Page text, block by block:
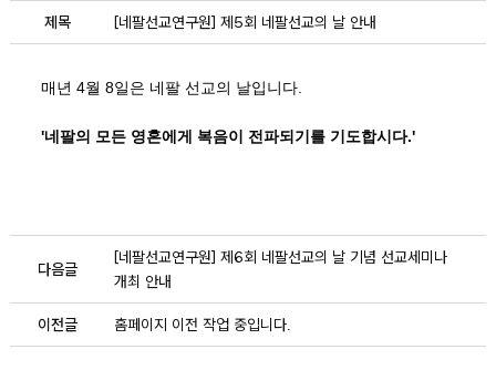
제목 [네팔선교연구원] 제5회 네팔선교의 날 안내
매년 4월 8일은 네팔 선교의 날입니다.
'네팔의 모든 영혼에게 복음이 전파되기를 기도합시다.'
다음글
[네팔선교연구원] 제6회 네팔선교의 날 기념 선교세미나
개최 안내
이전글 홈페이지 이전 작업 중입니다.